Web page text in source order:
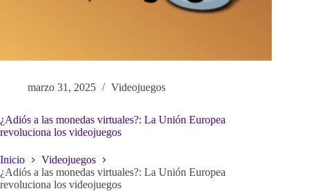
marzo 31, 2025 Videojuegos
¿Adiós a las monedas virtuales?: La Unión Europea
revoluciona los videojuegos
Inicio
Videojuegos
¿Adiós a las monedas virtuales?: La Unión Europea
revoluciona los videojuegos